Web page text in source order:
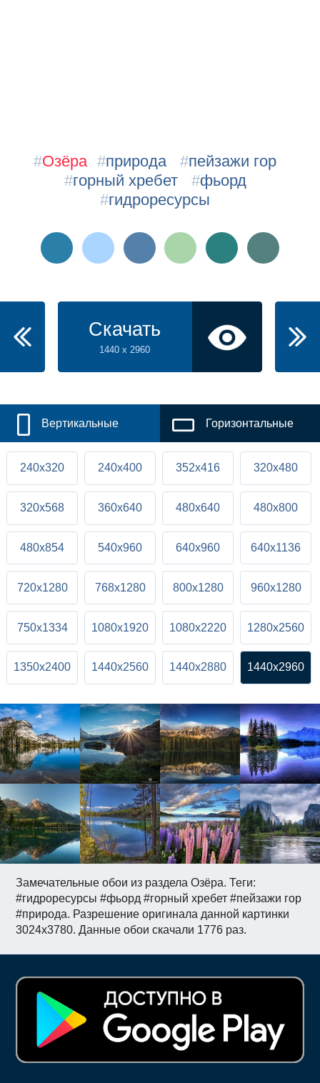
Замечательные обои из раздела Озёра. Теги:
#гидроресурсы #фьорд #горный хребет #пейзажи гор
#природа. Разрешение оригинала данной картинки
3024x3780. Данные обои скачали 1776 раз.
#Озёра #природа #пейзажи гор
#горный хребет #фьорд
#гидроресурсы
Скачать
1440 x 2960
Вертикальные Горизонтальные
240x320 240x400 352x416 320x480
320x568 360x640 480x640 480x800
480x854 540x960 640x960 640x1136
720x1280 768x1280 800x1280 960x1280
750x1334 1080x1920 1080x2220 1280x2560
1350x2400 1440x2560 1440x2880 1440x2960